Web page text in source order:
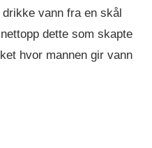
vann fra en skål
dette som skapte
hvor mannen gir vann